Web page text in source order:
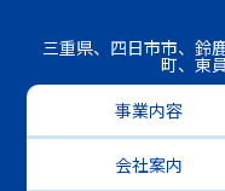
三重県、四日市市、鈴
町、東
事業内容
会社案内